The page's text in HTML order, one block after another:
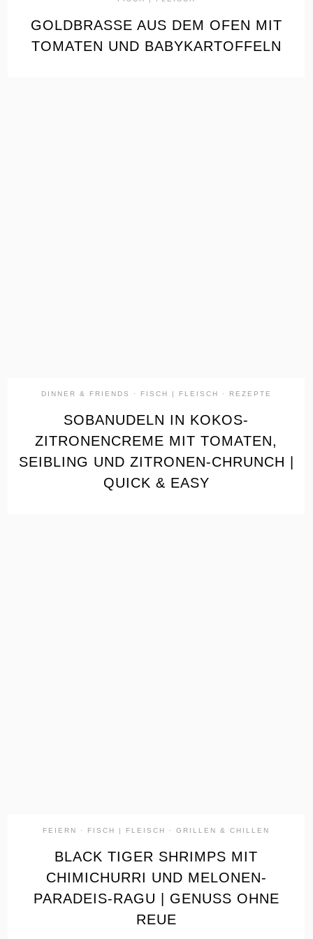
GOLDBRASSE AUS DEM OFEN MIT
TOMATEN UND BABYKARTOFFELN
DINNER & FRIENDS · FISCH | FLEISCH · REZEPTE
SOBANUDELN IN KOKOS-
ZITRONENCREME MIT TOMATEN,
SEIBLING UND ZITRONEN-CHRUNCH |
QUICK & EASY
FEIERN · FISCH | FLEISCH ·GRILLEN & CHILLEN
BLACK TIGER SHRIMPS MIT
CHIMICHURRI UND MELONEN-
PARADEIS-RAGU | GENUSS OHNE
REUE